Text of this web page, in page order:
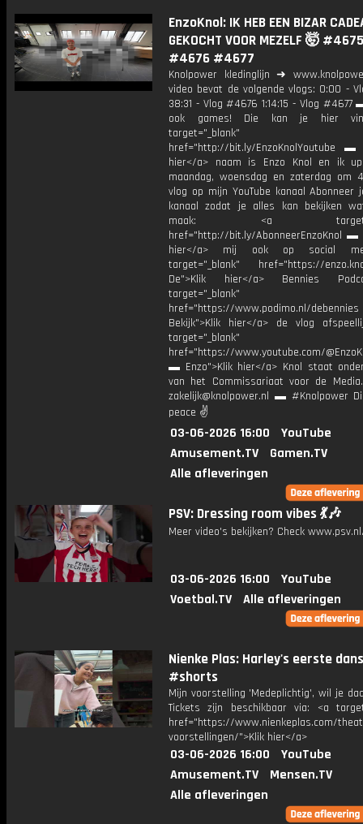
EnzoKnol: IK HEB EEN BIZAR
GEKOCHT VOOR MEZELF 🤯 #4675
#4676 #4677
Knolpower kledinglijn ➜
video bevat de volgende vlogs: 0:00 -
38:31 - Vlog #4676 1:14:15 - Vlog #4677
ook games! Die kan je hier
target="_blank"
href="http://bit.ly/EnzoKnolYoutube ▬
hier</a> naam is Enzo Knol en ik
maandag, woensdag en zaterdag om
vlog op mijn YouTube kanaal Abonneer
kanaal zodat je alles kan bekijken
maak: <a
href="http://bit.ly/AbonneerEnzoKnol ▬
hier</a> mij ook op social
target="_blank" href="https://
De">Klik hier</a> Bennies
target="_blank"
href="https://www.podimo.nl/debennies
Bekijk">Klik hier</a> de vlog
target="_blank"
href="https://www.youtube.com/
▬ Enzo">Klik hier</a> Knol staat
van het Commissariaat voor de
zakelijk@knolpower.nl ▬ #Knolpower
peace ✌
03-06-2026 16:00
YouTube
Amusement.TV
Gamen.TV
Alle afleveringen
PSV: Dressing room vibes 💃🎶
Meer video's bekijken? Check
03-06-2026 16:00
YouTube
Voetbal.TV
Alle afleveringen
Nienke Plas: Harley's eerste
#shorts
Mijn voorstelling 'Medeplichtig', wil je
Tickets zijn beschikbaar via: <a
href="https://www.nienkeplas.com/
voorstellingen/">Klik hier</a>
03-06-2026 16:00
YouTube
Amusement.TV
Mensen.TV
Alle afleveringen